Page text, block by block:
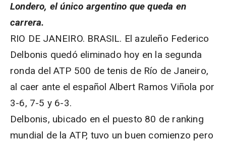
Londero, el único argentino que queda en
carrera.
RIO DE JANEIRO. BRASIL. El azuleño Federico
Delbonis quedó eliminado hoy en la segunda
ronda del ATP 500 de tenis de Río de Janeiro,
al caer ante el español Albert Ramos Viñola por
3-6, 7-5 y 6-3.
Delbonis, ubicado en el puesto 80 de ranking
mundial de la ATP, tuvo un buen comienzo pero